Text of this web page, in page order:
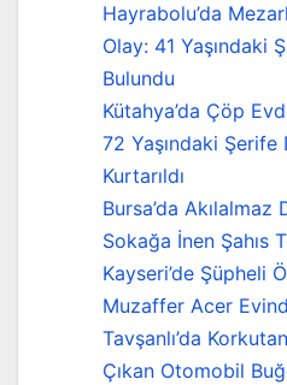
Hayrabolu’da
Olay: 41 Yaşındaki
Bulundu
Kütahya’da Çöp
72 Yaşındaki
Kurtarıldı
Bursa’da
Sokağa İnen Şahıs
Kayseri’de Şüpheli
Muzaffer Acer
Tavşanlı’da
Çıkan Otomobil